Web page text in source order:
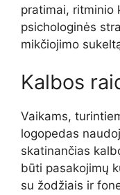
pratimai, ritminio
psichologinės
mikčiojimo
Kalbos
Vaikams,
logopedas
skatinančias
būti pasakojimų
su žodžiais ir